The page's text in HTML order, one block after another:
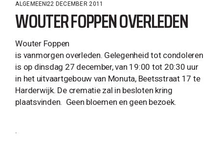
ALGEMEEN 22 DECEMBER 2011
WOUTER FOPPEN OVERLEDEN
Wouter Foppen
is vanmorgen overleden. Gelegenheid tot condoleren
is op dinsdag 27 december, van 19:00 tot 20:30 uur
in het uitvaartgebouw van Monuta, Beetsstraat 17 te
Harderwijk. De crematie zal in besloten kring
plaatsvinden. Geen bloemen en geen bezoek.
.